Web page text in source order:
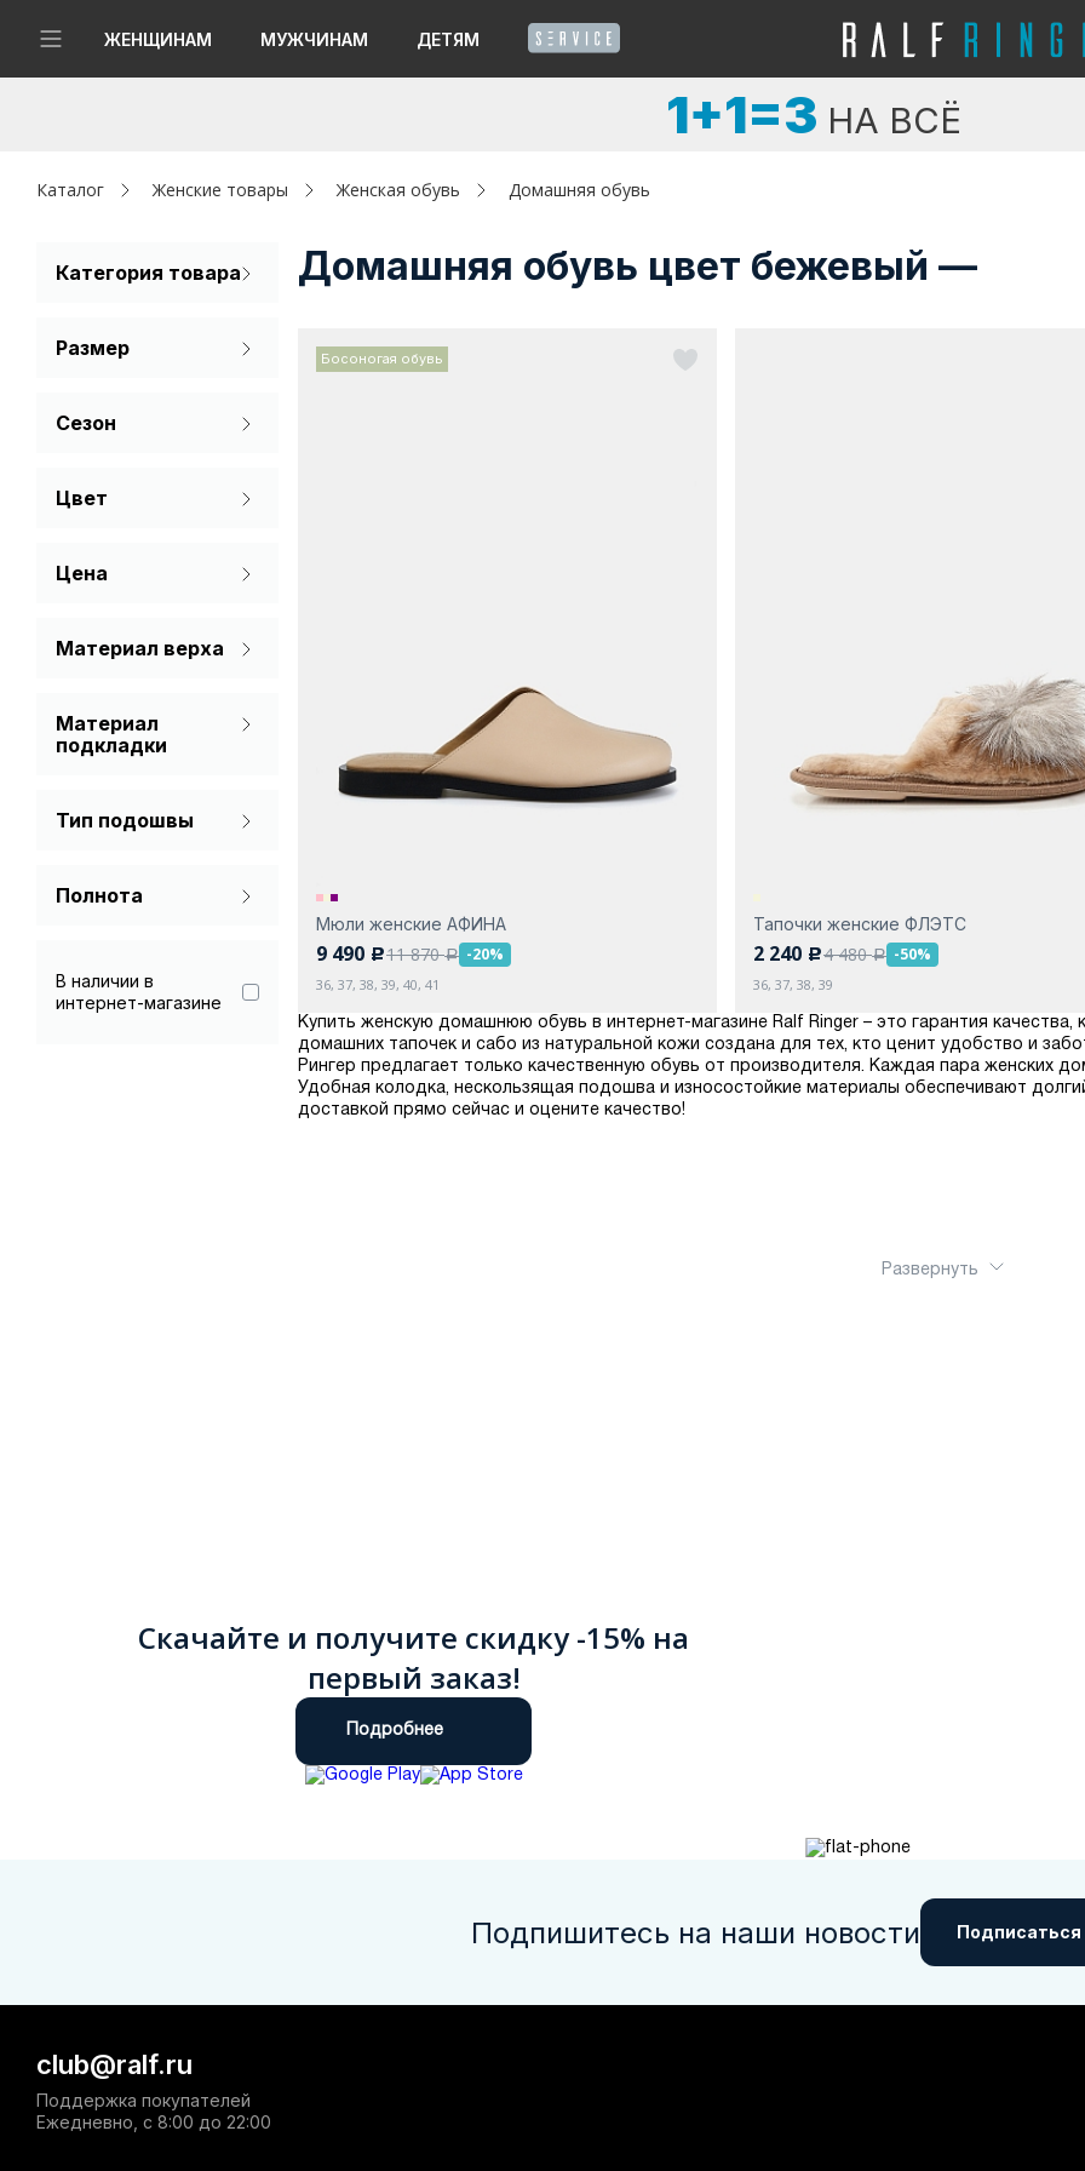
ЖЕНЩИНАМ МУЖЧИНАМ ДЕТЯМ
Женщинам
Капсула
Аутлет
1+1=3 НА ВСЁ
Каталог Женские товары Женская обувь Домашняя обувь
Категория товара
Тапочки
Размер
Сезон
Цвет
Серый
Цена
Материал верха
Натуральный мех
Материал
подкладки
Натуральная кожа
Тип подошвы
Полнота
В наличии в
интернет-магазине
Домашняя обувь цвет бежевый —
Босоногая обувь
Мюли женские АФИНА
9 490 c11 870a -20%
36, 37, 38, 39, 40, 41
Тапочки женские ФЛЭТС
2 240 c4 480a -50%
36, 37, 38, 39
Купить женскую домашнюю обувь в интернет-магазине Ralf Ringer – это гарантия
домашних тапочек и сабо из натуральной кожи создана для тех, кто ценит удобство и
Рингер предлагает только качественную обувь от производителя. Каждая пара женских
Удобная колодка, нескользящая подошва и износостойкие материалы обеспечивают
доставкой прямо сейчас и оцените качество!
Развернуть
Скачайте и получите скидку -15% на
первый заказ!
Подробнее
Подпишитесь на наши новости Подписаться
club@ralf.ru
Поддержка покупателей
Ежедневно, с 8:00 до 22:00